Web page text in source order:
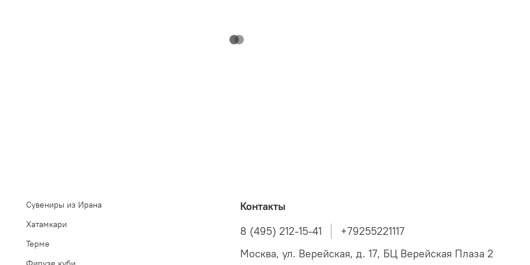
Сувениры из Ирана
Хатамкари
Терме
Контакты
8 (495) 212-15-41
+79255221117
Москва, ул. Верейская, д. 17, БЦ Верейская Плаза 2